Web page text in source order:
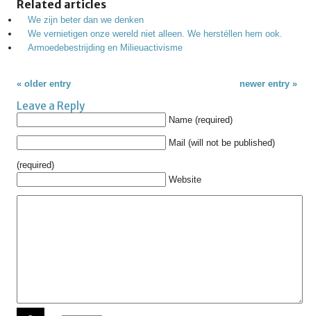
Related articles
We zijn beter dan we denken
We vernietigen onze wereld niet alleen. We herstéllen hem ook.
Armoedebestrijding en Milieuactivisme
« older entry newer entry »
Leave a Reply
Name (required)
Mail (will not be published)
(required)
Website